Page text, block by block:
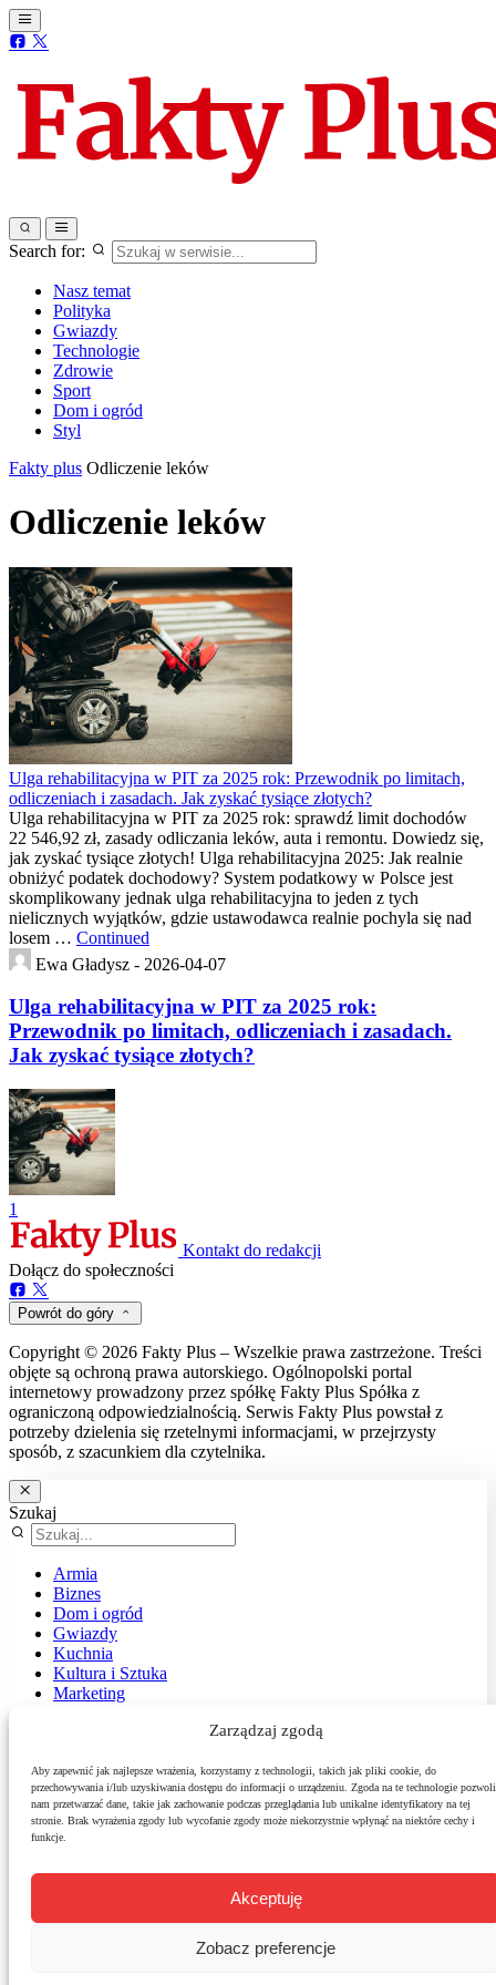
Zarządzaj zgodą
Aby zapewnić jak najlepsze wrażenia, korzystamy z technologii, takich jak pliki cookie, do
przechowywania i/lub uzyskiwania dostępu do informacji o urządzeniu. Zgoda na te technologie pozwoli
nam przetwarzać dane, takie jak zachowanie podczas przeglądania lub unikalne identyfikatory na tej
stronie. Brak wyrażenia zgody lub wycofanie zgody może niekorzystnie wpłynąć na niektóre cechy i
funkcje.
Akceptuję
Zobacz preferencje
Search for:
Nasz temat
Polityka
Gwiazdy
Technologie
Zdrowie
Sport
Dom i ogród
Styl
Fakty plus Odliczenie leków
Odliczenie leków
Ulga rehabilitacyjna w PIT za 2025 rok: Przewodnik po limitach,
odliczeniach i zasadach. Jak zyskać tysiące złotych?
Ulga rehabilitacyjna w PIT za 2025 rok: sprawdź limit dochodów
22 546,92 zł, zasady odliczania leków, auta i remontu. Dowiedz się,
jak zyskać tysiące złotych! Ulga rehabilitacyjna 2025: Jak realnie
obniżyć podatek dochodowy? System podatkowy w Polsce jest
skomplikowany jednak ulga rehabilitacyjna to jeden z tych
nielicznych wyjątków, gdzie ustawodawca realnie pochyla się nad
losem … Continued
Ewa Gładysz - 2026-04-07
Ulga rehabilitacyjna w PIT za 2025 rok:
Przewodnik po limitach, odliczeniach i zasadach.
Jak zyskać tysiące złotych?
1
Kontakt do redakcji
Dołącz do społeczności
Powrót do góry
Copyright © 2026 Fakty Plus – Wszelkie prawa zastrzeżone. Treści
objęte są ochroną prawa autorskiego. Ogólnopolski portal
internetowy prowadzony przez spółkę Fakty Plus Spółka z
ograniczoną odpowiedzialnością. Serwis Fakty Plus powstał z
potrzeby dzielenia się rzetelnymi informacjami, w przejrzysty
sposób, z szacunkiem dla czytelnika.
Szukaj
Armia
Biznes
Dom i ogród
Gwiazdy
Kuchnia
Kultura i Sztuka
Marketing
Podróże
Polityka
Sport
Środowisko
Technologie